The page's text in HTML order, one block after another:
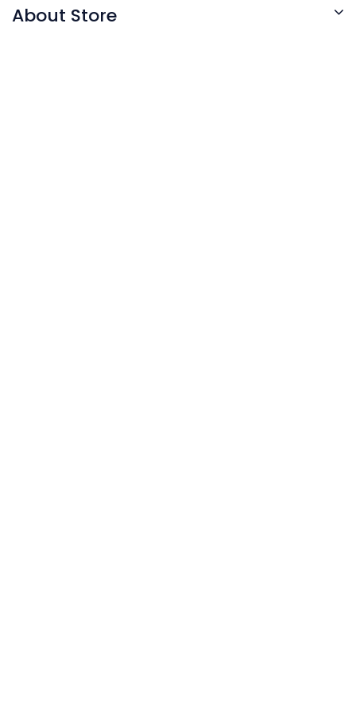
About Store